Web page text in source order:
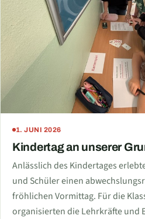
1. JUNI 2026
Kindertag an unserer
Anlässlich des Kindertages
und Schüler einen
fröhlichen Vormittag. Für die
organisierten die Lehrkräfte und